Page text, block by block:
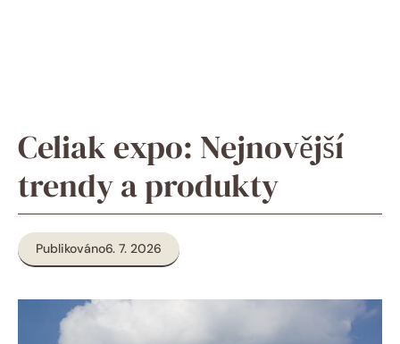
Celiak expo: Nejnovější
trendy a produkty
Publikováno6. 7. 2026